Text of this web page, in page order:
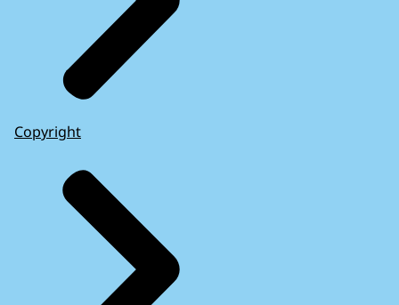
Copyright